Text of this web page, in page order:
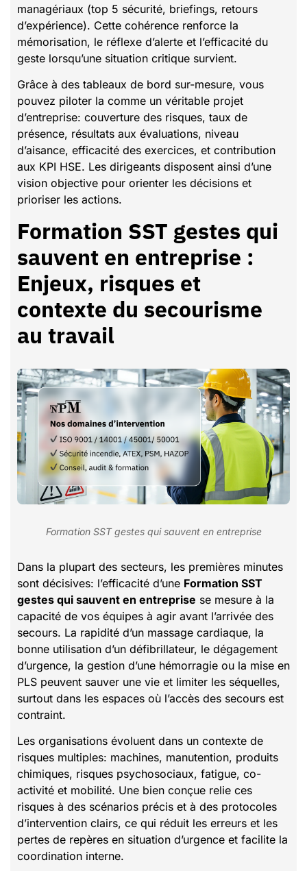
managériaux (top 5 sécurité, briefings, retours
d’expérience). Cette cohérence renforce la
mémorisation, le réflexe d’alerte et l’efficacité du
geste lorsqu’une situation critique survient.
Grâce à des tableaux de bord sur-mesure, vous
pouvez piloter la comme un véritable projet
d’entreprise: couverture des risques, taux de
présence, résultats aux évaluations, niveau
d’aisance, efficacité des exercices, et contribution
aux KPI HSE. Les dirigeants disposent ainsi d’une
vision objective pour orienter les décisions et
prioriser les actions.
Formation SST gestes qui
sauvent en entreprise :
Enjeux, risques et
contexte du secourisme
au travail
Formation SST gestes qui sauvent en entreprise
Dans la plupart des secteurs, les premières minutes
sont décisives: l’efficacité d’une Formation SST
gestes qui sauvent en entreprise se mesure à la
capacité de vos équipes à agir avant l’arrivée des
secours. La rapidité d’un massage cardiaque, la
bonne utilisation d’un défibrillateur, le dégagement
d’urgence, la gestion d’une hémorragie ou la mise en
PLS peuvent sauver une vie et limiter les séquelles,
surtout dans les espaces où l’accès des secours est
contraint.
Les organisations évoluent dans un contexte de
risques multiples: machines, manutention, produits
chimiques, risques psychosociaux, fatigue, co-
activité et mobilité. Une bien conçue relie ces
risques à des scénarios précis et à des protocoles
d’intervention clairs, ce qui réduit les erreurs et les
pertes de repères en situation d’urgence et facilite la
coordination interne.